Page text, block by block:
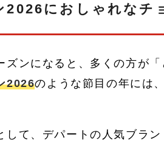
2026におしゃれなチ
ズンになると、多くの方が
2026のような節目の年には
して、デパートの人気ブラ